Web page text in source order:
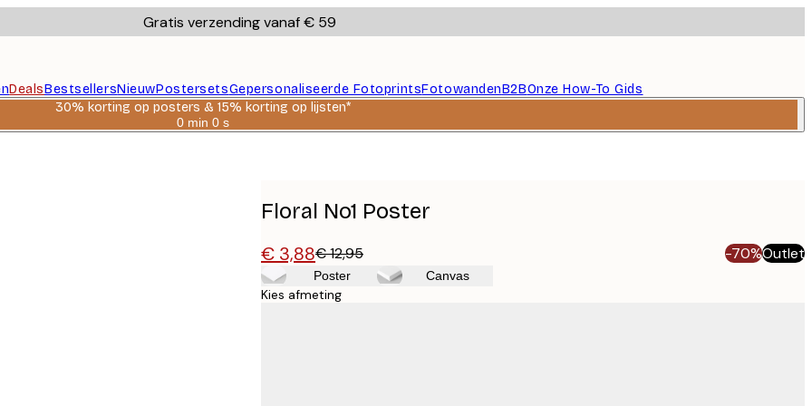
Gratis verzending vanaf € 59
DealsBestsellersNieuwPostersetsGepersonaliseerde FotoprintsFotowandenB2BOnze How-To Gids
30% korting op posters & 15% korting op lijsten*
0 min 0 s
Geldig
Floral No1 Poster
€ 3,88€ 12,95 -70%Outlet
Poster Canvas
Kies afmeting